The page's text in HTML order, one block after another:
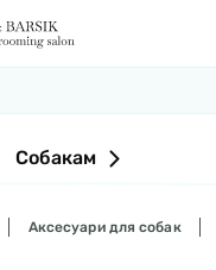
Собакам
Аксесуари для собак